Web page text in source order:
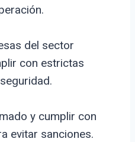
del sector
con estrictas
y cumplir con
evitar sanciones.